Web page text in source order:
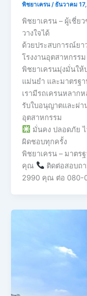
พิชยาเครน / ธันวาคม
พิชยาเครน – ผู้เชี่ย
วางใจได้
ด้วยประสบการณ์ยา
โรงงานอุตสาหกรรม
พิชยาเครนมุ่งมั่นให้
แม่นยำ และมาตรฐ
เรามีรถเครนหลา
รับใบอนุญาตและผ่
อุตสาหกรรม
มั่นคง ปลอดภัย
ผิดชอบทุกครั้ง
พิชยาเครน – มาตร
คุณ
ติดต่อสอบถ
2990 คุณ ต่อ 080-